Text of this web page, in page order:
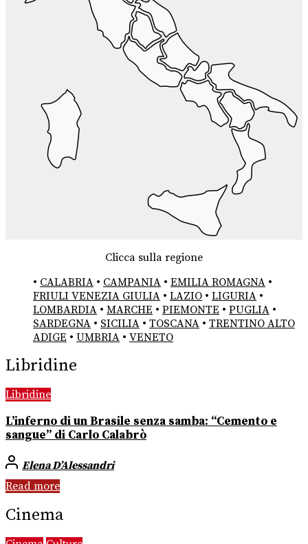
Clicca sulla regione
• CALABRIA • CAMPANIA • EMILIA ROMAGNA •
FRIULI VENEZIA GIULIA • LAZIO • LIGURIA •
LOMBARDIA • MARCHE • PIEMONTE • PUGLIA •
SARDEGNA • SICILIA • TOSCANA • TRENTINO ALTO
ADIGE • UMBRIA • VENETO
Libridine
Libridine
L’inferno di un Brasile senza samba: “Cemento e
sangue” di Carlo Calabrò
Elena D’Alessandri
Read more
Cinema